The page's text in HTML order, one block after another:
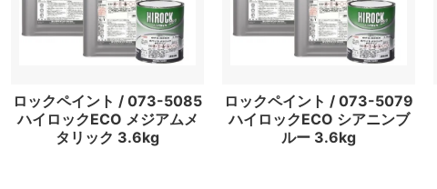
ロックペイント / 073-5085
ハイロックECO メジアムメ
タリック 3.6kg
ロックペイント / 073-5079
ハイロックECO シアニンブ
ルー 3.6kg